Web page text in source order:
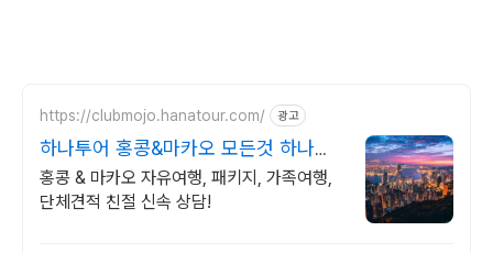
https://clubmojo.hanatour.com/ 광고
하나투어 홍콩&마카오 모든것 하나투
어 공식예약 인증센터
홍콩 & 마카오 자유여행, 패키지, 가족여행,
단체견적 친절 신속 상담!